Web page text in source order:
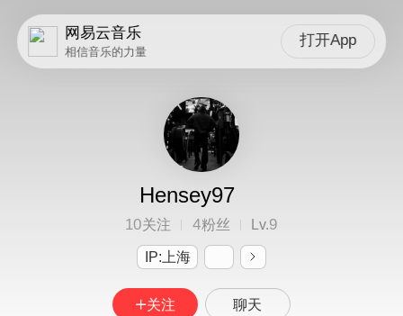
网易云音乐
相信音乐的力量
打开App
Hensey97
10关注 4粉丝 Lv.9
IP:上海
关注 聊天